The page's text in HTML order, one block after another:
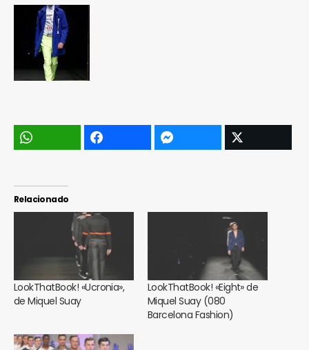
Relacionado
LookThatBook! «Ucronia»,
de Miquel Suay
LookThatBook! «Eight» de
Miquel Suay (080
Barcelona Fashion)